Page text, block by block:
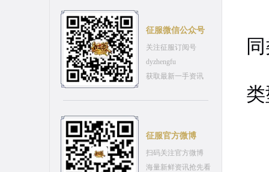
征服微信公众号
关注征服订阅号
dyzhengfu
获取最新一手资讯
征服官方微博
扫码关注官方微博
海量新鲜资讯抢先看